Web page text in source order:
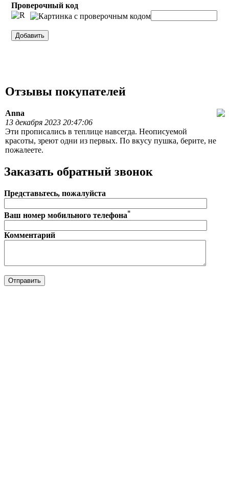
Проверочный код
Отзывы покупателей
Anna
13 декабря 2023 20:47:06
Эти прописались в теплице навсегда. Неописуемой
красоты, зреют одни из первых. По вкусу пушка, берите, не
пожалеете.
Заказать обратный звонок
Представьтесь, пожалуйста
Ваш номер мобильного телефона*
Комментарий